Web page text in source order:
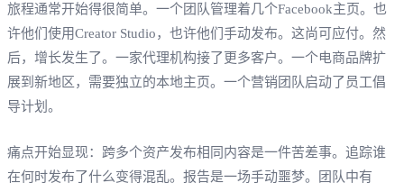
旅程通常开始得很简单。一个团队管理着几个Facebook主页。也
许他们使用Creator Studio，也许他们手动发布。这尚可应付。然
后，增长发生了。一家代理机构接了更多客户。一个电商品牌扩
展到新地区，需要独立的本地主页。一个营销团队启动了员工倡
导计划。
痛点开始显现：跨多个资产发布相同内容是一件苦差事。追踪谁
在何时发布了什么变得混乱。报告是一场手动噩梦。团队中有